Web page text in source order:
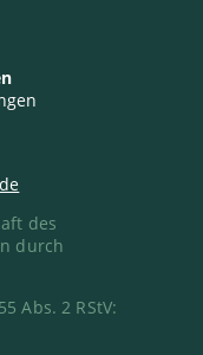
des
durch
Abs. 2 RStV: